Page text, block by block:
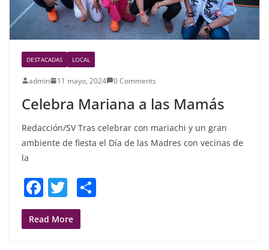
DESTACADAS LOCAL
admin 11 mayo, 2024 0 Comments
Celebra Mariana a las Mamás
Redacción/SV Tras celebrar con mariachi y un gran
ambiente de fiesta el Día de las Madres con vecinas de
la
F
a
c
T
w
itt
Read More